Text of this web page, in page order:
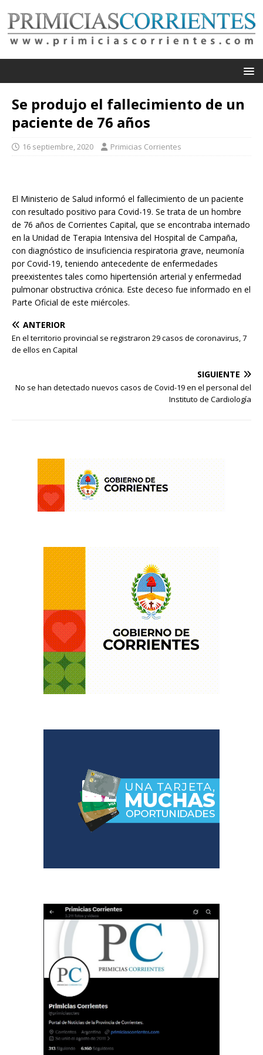
Se produjo el fallecimiento de un
paciente de 76 años
16 septiembre, 2020 Primicias Corrientes
El Ministerio de Salud informó el fallecimiento de un paciente
con resultado positivo para Covid-19. Se trata de un hombre
de 76 años de Corrientes Capital, que se encontraba internado
en la Unidad de Terapia Intensiva del Hospital de Campaña,
con diagnóstico de insuficiencia respiratoria grave, neumonía
por Covid-19, teniendo antecedente de enfermedades
preexistentes tales como hipertensión arterial y enfermedad
pulmonar obstructiva crónica. Este deceso fue informado en el
Parte Oficial de este miércoles.
ANTERIOR
En el territorio provincial se registraron 29 casos de coronavirus, 7
de ellos en Capital
SIGUIENTE
No se han detectado nuevos casos de Covid-19 en el personal del
Instituto de Cardiología